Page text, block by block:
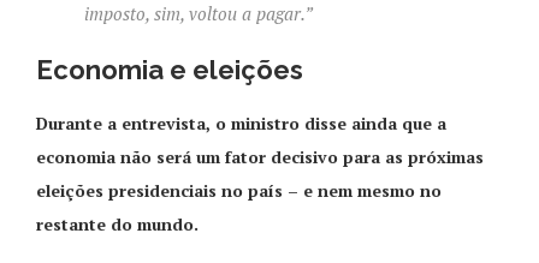
imposto, sim, voltou a pagar.”
Economia e eleições
Durante a entrevista, o ministro disse ainda que a
economia não será um fator decisivo para as próximas
eleições presidenciais no país – e nem mesmo no
restante do mundo.